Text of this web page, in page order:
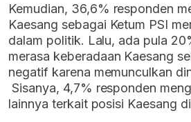
Kemudian, 36,6% responden
Kaesang sebagai Ketum PSI
dalam politik. Lalu, ada pula
merasa keberadaan Kaesang
negatif karena memunculkan
Sisanya, 4,7% responden
lainnya terkait posisi Kaesang